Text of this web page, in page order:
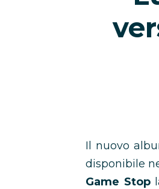
Il nuovo
disponibile
Game Stop